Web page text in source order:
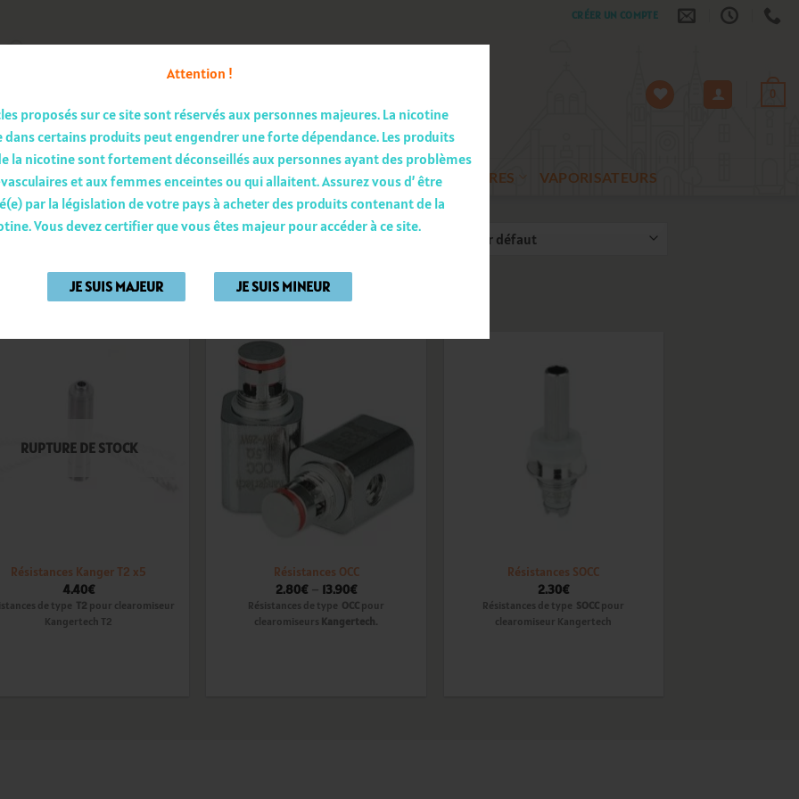
Attention !
proposés sur ce site sont réservés aux personnes majeures. La nicotine
dans certains produits peut engendrer une forte dépendance. Les produits
la nicotine sont fortement déconseillés aux personnes ayant des problèmes
et aux femmes enceintes ou qui allaitent.Assurez vous d’ être
par la législation de votre pays à acheter des produits contenant de la
Vous devez certifier que vous êtes majeur pour accéder à ce site.
JE SUIS MAJEUR JE SUIS MINEUR
CRÉER UN COMPTE
0
RÉSISTANCES BATTERIE-CHARGEUR ACCESSOIRES VAPORISATEURS
4 résultats affichés
RUPTURE DE STOCK
Résistances Kanger T2 x5
4.40€
de type T2 pour clearomiseur
Kangertech T2
Résistances OCC
2.80€– 13.90€
Résistances de type OCC pour
clearomiseurs Kangertech.
Résistances SOCC
2.30€
Résistances de type SOCC pour
clearomiseur Kangertech